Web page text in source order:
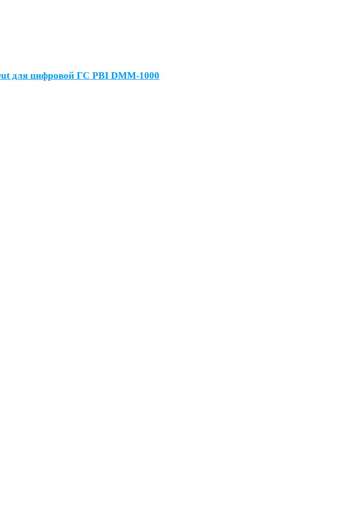
для цифровой ГС PBI DMM-1000